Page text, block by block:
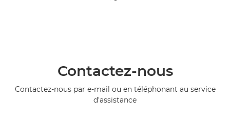
Contactez-nous
Contactez-nous par e-mail ou en téléphonant au service
d'assistance